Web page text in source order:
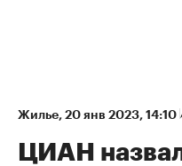
Жилье⁠, 20 янв 2023, 14:10
ЦИАН